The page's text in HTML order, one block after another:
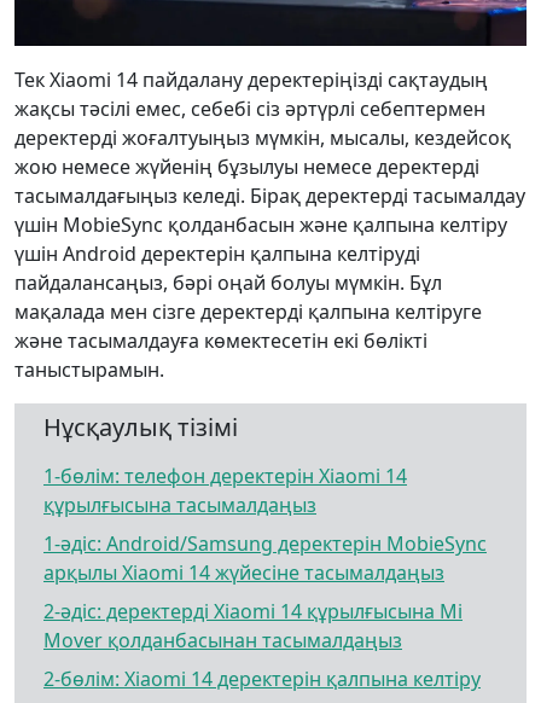
Тек Xiaomi 14 пайдалану деректеріңізді сақтаудың
жақсы тәсілі емес, себебі сіз әртүрлі себептермен
деректерді жоғалтуыңыз мүмкін, мысалы, кездейсоқ
жою немесе жүйенің бұзылуы немесе деректерді
тасымалдағыңыз келеді. Бірақ деректерді тасымалдау
үшін MobieSync қолданбасын және қалпына келтіру
үшін Android деректерін қалпына келтіруді
пайдалансаңыз, бәрі оңай болуы мүмкін. Бұл
мақалада мен сізге деректерді қалпына келтіруге
және тасымалдауға көмектесетін екі бөлікті
таныстырамын.
Нұсқаулық тізімі
1-бөлім: телефон деректерін Xiaomi 14
құрылғысына тасымалдаңыз
1-әдіс: Android/Samsung деректерін MobieSync
арқылы Xiaomi 14 жүйесіне тасымалдаңыз
2-әдіс: деректерді Xiaomi 14 құрылғысына Mi
Mover қолданбасынан тасымалдаңыз
2-бөлім: Xiaomi 14 деректерін қалпына келтіру